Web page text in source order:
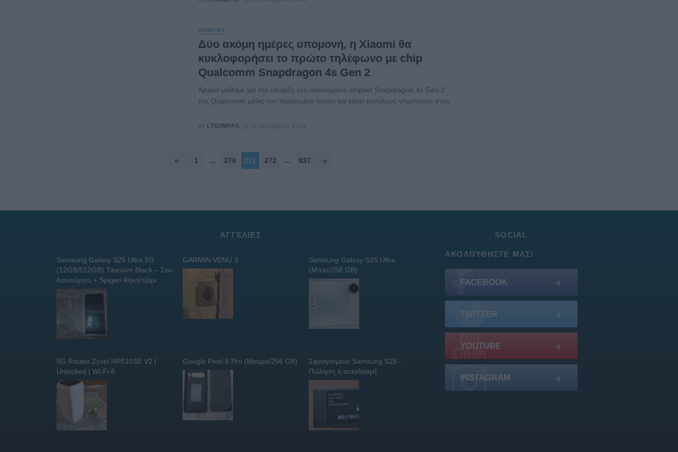
MOBILES
Δύο ακόμη ημέρες υπομονή, η Xiaomi θα
κυκλοφορήσει το πρώτο τηλέφωνο με chip
Qualcomm Snapdragon 4s Gen 2
Αρχικά μάθαμε για την ύπαρξη του οικονομικού chipset Snapdragon 4s Gen 2
της Qualcomm μόλις τον περασμένο Ιούλιο και κάνει επιτέλους ντεμπούτο στην
By I.TSOMPAS 12 Οκτωβρίου, 2024
1 ... 270 271 272 ... 837
ΑΓΓΕΛΊΕΣ
Samsung Galaxy S25 Ultra 5G
(12GB/512GB) Titanium Black – Σαν
Καινούργιο + Spigen θήκη/τζάμι
GARMIN VENU 3
Samsung Galaxy S26 Ultra
(Μπλε/256 GB)
5G Router Zyxel NR5103E V2 |
Unlocked | Wi-Fi 6
Google Pixel 8 Pro (Μαύρο/256 GB)
Σφραγισμένο Samsung S25 -
Πώληση ή ανταλλαγή
SOCIAL
ΑΚΟΛΟΥΘΉΣΤΕ ΜΑΣ!
FACEBOOK
TWITTER
YOUTUBE
INSTAGRAM